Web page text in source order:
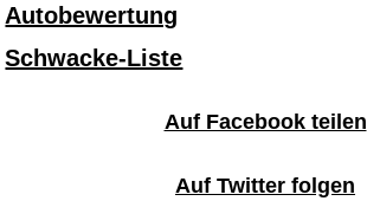
Autobewertung
Schwacke-Liste
Auf Facebook teilen
Auf Twitter folgen